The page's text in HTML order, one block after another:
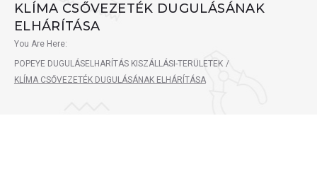
KLÍMA CSŐVEZETÉK DUGULÁSÁNAK
ELHÁRÍTÁSA
You Are Here:
POPEYE DUGULÁSELHARÍTÁS KISZÁLLÁSI-TERÜLETEK /
KLÍMA CSŐVEZETÉK DUGULÁSÁNAK ELHÁRÍTÁSA